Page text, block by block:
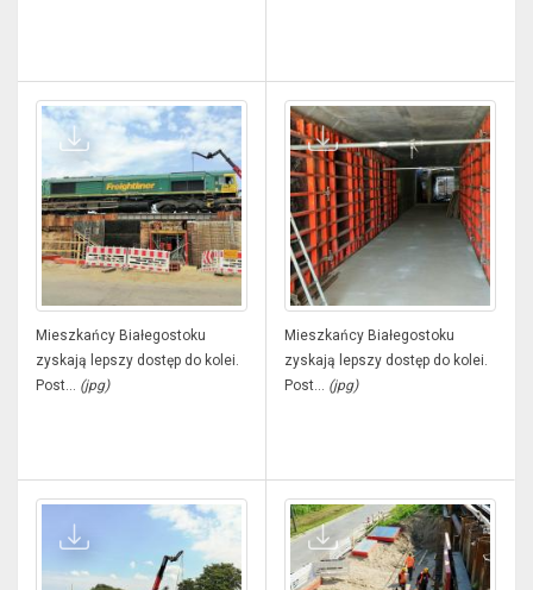
Mieszkańcy Białegostoku
zyskają lepszy dostęp do kolei.
Post... (jpg)
Mieszkańcy Białegostoku
zyskają lepszy dostęp do kolei.
Post... (jpg)